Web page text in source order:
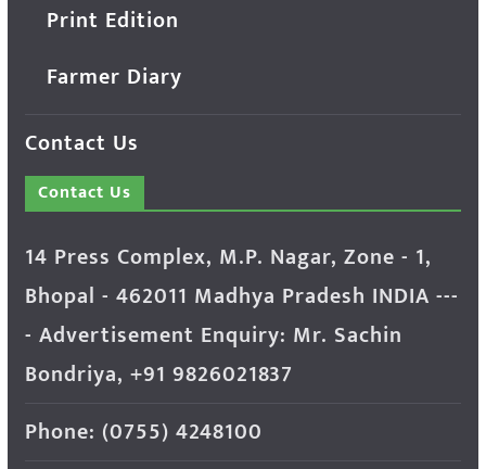
Print Edition
Farmer Diary
Contact Us
Contact Us
14 Press Complex, M.P. Nagar, Zone - 1,
Bhopal - 462011 Madhya Pradesh INDIA ---
- Advertisement Enquiry: Mr. Sachin
Bondriya, +91 9826021837
Phone: (0755) 4248100